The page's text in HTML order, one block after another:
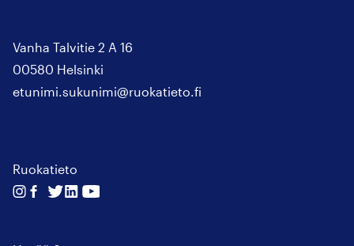
Vanha Talvitie 2 A 16
00580 Helsinki
etunimi.sukunimi@ruokatieto.fi
Ruokatieto
Seuraa
Seuraa
Seuraa
SeuraaSeuraa